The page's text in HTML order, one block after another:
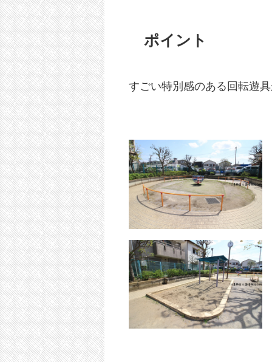
ポイント
すごい特別感のある回転遊